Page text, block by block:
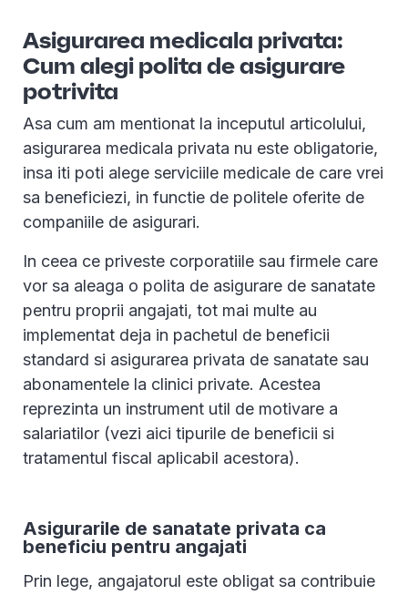
Asigurarea medicala privata:
Cum alegi polita de asigurare
potrivita
Asa cum am mentionat la inceputul articolului,
asigurarea medicala privata nu este obligatorie,
insa iti poti alege serviciile medicale de care vrei
sa beneficiezi, in functie de politele oferite de
companiile de asigurari.
In ceea ce priveste corporatiile sau firmele care
vor sa aleaga o polita de asigurare de sanatate
pentru proprii angajati, tot mai multe au
implementat deja in pachetul de beneficii
standard si asigurarea privata de sanatate sau
abonamentele la clinici private. Acestea
reprezinta un instrument util de motivare a
salariatilor (vezi aici tipurile de beneficii si
tratamentul fiscal aplicabil acestora).
Asigurarile de sanatate privata ca
beneficiu pentru angajati
Prin lege, angajatorul este obligat sa contribuie